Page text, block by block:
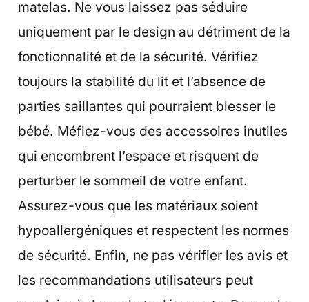
matelas. Ne vous laissez pas séduire
uniquement par le design au détriment de la
fonctionnalité et de la sécurité. Vérifiez
toujours la stabilité du lit et l’absence de
parties saillantes qui pourraient blesser le
bébé. Méfiez-vous des accessoires inutiles
qui encombrent l’espace et risquent de
perturber le sommeil de votre enfant.
Assurez-vous que les matériaux soient
hypoallergéniques et respectent les normes
de sécurité. Enfin, ne pas vérifier les avis et
les recommandations utilisateurs peut